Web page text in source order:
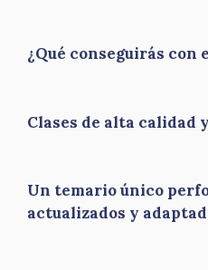
¿Qué conseguirás con
Clases de alta calidad
Un temario único
actualizados y